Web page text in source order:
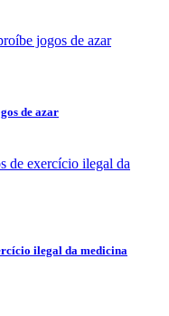
de azar
ilegal da medicina